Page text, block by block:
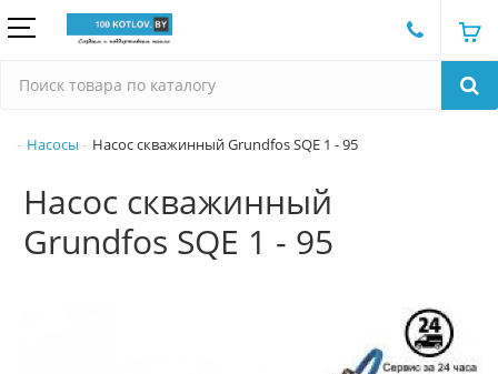
Насосы Насос скважинный Grundfos SQE 1 - 95
Насос скважинный
Grundfos SQE 1 - 95